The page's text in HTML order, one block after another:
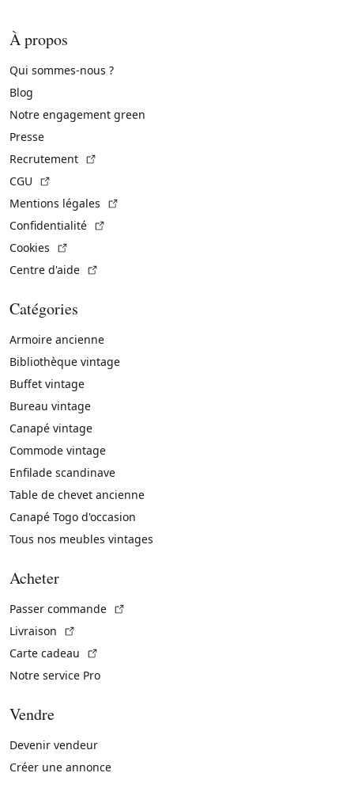
À propos
Qui sommes-nous ?
Blog
Notre engagement green
Presse
Recrutement
CGU
Mentions légales
Confidentialité
Cookies
Centre d'aide
Catégories
Armoire ancienne
Bibliothèque vintage
Buffet vintage
Bureau vintage
Canapé vintage
Commode vintage
Enfilade scandinave
Table de chevet ancienne
Canapé Togo d'occasion
Tous nos meubles vintages
Acheter
Passer commande
Livraison
Carte cadeau
Notre service Pro
Vendre
Devenir vendeur
Créer une annonce